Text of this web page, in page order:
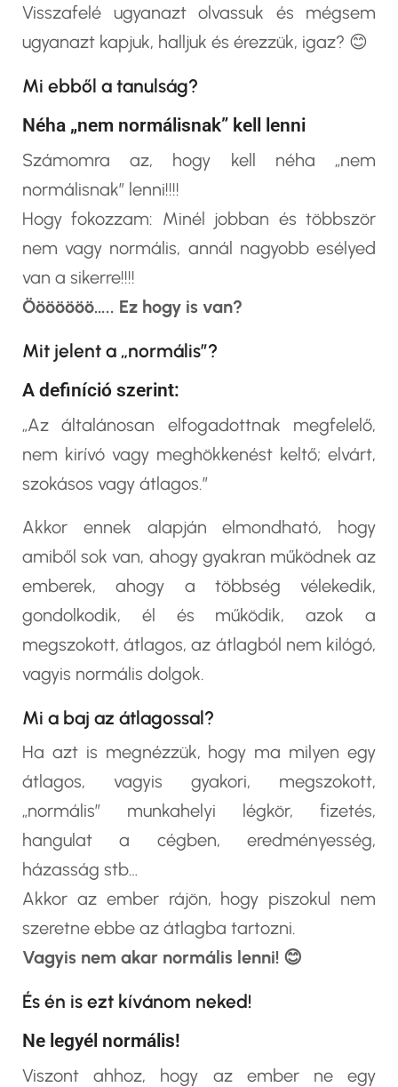
Visszafelé ugyanazt olvassuk és mégsem
ugyanazt kapjuk, halljuk és érezzük, igaz? 😊
Mi ebből a tanulság?
Néha „nem normálisnak” kell lenni
Számomra az, hogy kell néha „nem
normálisnak” lenni!!!!
Hogy fokozzam: Minél jobban és többször
nem vagy normális, annál nagyobb esélyed
van a sikerre!!!!
Ööööööö….. Ez hogy is van?
Mit jelent a „normális”?
A definíció szerint:
„Az általánosan elfogadottnak megfelelő,
nem kirívó vagy meghökkenést keltő; elvárt,
szokásos vagy átlagos.”
Akkor ennek alapján elmondható, hogy
amiből sok van, ahogy gyakran működnek az
emberek, ahogy a többség vélekedik,
gondolkodik, él és működik, azok a
megszokott, átlagos, az átlagból nem kilógó,
vagyis normális dolgok.
Mi a baj az átlagossal?
Ha azt is megnézzük, hogy ma milyen egy
átlagos, vagyis gyakori, megszokott,
„normális” munkahelyi légkör, fizetés,
hangulat a cégben, eredményesség,
házasság stb…
Akkor az ember rájön, hogy piszokul nem
szeretne ebbe az átlagba tartozni.
Vagyis nem akar normális lenni! 😊
És én is ezt kívánom neked!
Ne legyél normális!
Viszont ahhoz, hogy az ember ne egy